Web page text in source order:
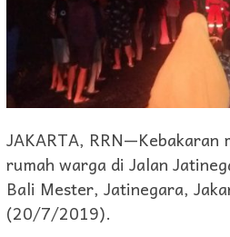
JAKARTA, RRN—Kebakaran
rumah warga di Jalan
Bali Mester, Jatinegara,
(20/7/2019).